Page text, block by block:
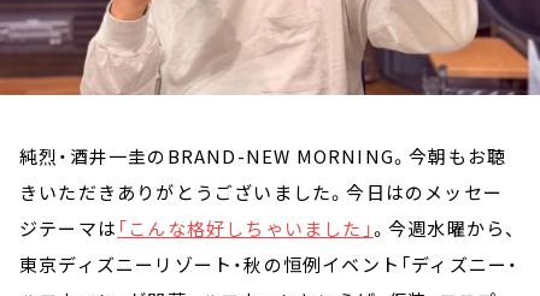
純烈・酒井一圭のBRAND-NEW MORNING。今朝もお聴
きいただきありがとうございました。今日はのメッセー
ジテーマは 「こんな格好しちゃいました」。今週水曜から、
東京ディズニーリゾート・秋の恒例イベント「ディズニー・